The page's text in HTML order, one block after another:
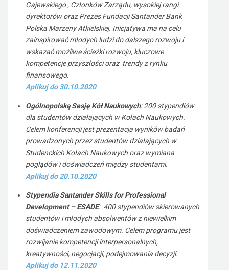
Gajewskiego , Członków Zarządu, wysokiej rangi
dyrektorów oraz Prezes Fundacji Santander Bank
Polska Marzeny Atkielskiej. Inicjatywa ma na celu
zainspirować młodych ludzi do dalszego rozwoju i
wskazać możliwe ścieżki rozwoju, kluczowe
kompetencje przyszłości oraz trendy z rynku
finansowego.
Aplikuj do 30.10.2020
Ogólnopolską Sesję Kół Naukowych: 200 stypendiów
dla studentów działających w Kołach Naukowych.
Celem konferencji jest prezentacja wyników badań
prowadzonych przez studentów działających w
Studenckich Kołach Naukowych oraz wymiana
poglądów i doświadczeń między studentami.
Aplikuj do 20.10.2020
Stypendia Santander Skills for Professional
Development – ESADE: 400 stypendiów skierowanych
studentów i młodych absolwentów z niewielkim
doświadczeniem zawodowym. Celem programu jest
rozwijanie kompetencji interpersonalnych,
kreatywności, negocjacji, podejmowania decyzji.
Aplikuj do 12.11.2020